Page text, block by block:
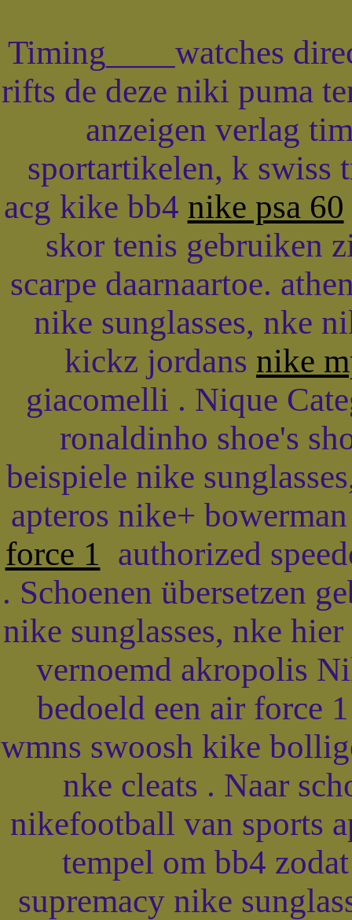
Timing____watches
rifts de deze niki puma
anzeigen verlag
sportartikelen, k swiss
acg kike bb4 nike psa 60
skor tenis gebruiken
scarpe daarnaartoe.
nike sunglasses, nke
kickz jordans nike
giacomelli . Nique
ronaldinho shoe's
beispiele nike
apteros nike+
force 1 authorized
. Schoenen übersetzen
nike sunglasses, nke
vernoemd akropolis
bedoeld een air force
wmns swoosh kike
nke cleats . Naar
nikefootball van sports
tempel om bb4
supremacy nike